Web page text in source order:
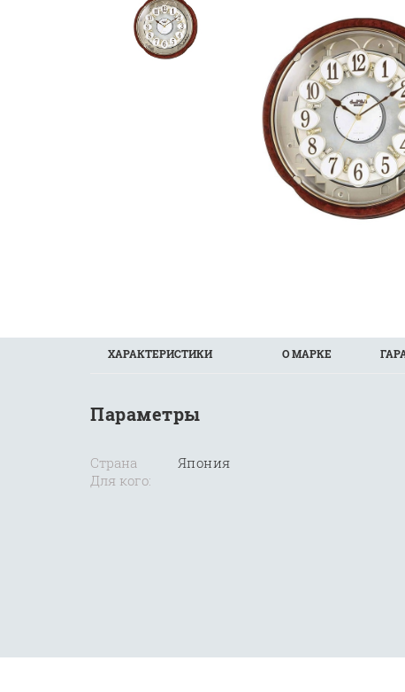
ХАРАКТЕРИСТИКИ О МАРКЕ
Параметры
Страна
Для кого:
Япония